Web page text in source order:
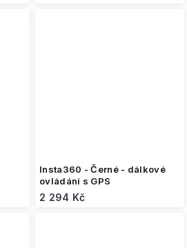
Insta360 - Černé - dálkové
ovládání s GPS
2 294 Kč